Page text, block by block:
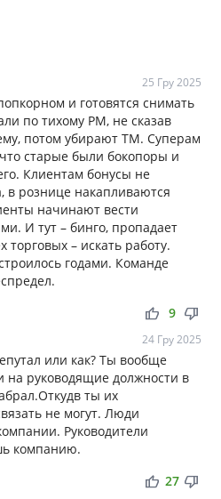
25 Гру 2025
и готовятся снимать
по тихому РМ, не сказав
потом убирают ТМ. Суперам
старые были бокопоры и
Клиентам бонусы не
в рознице накапливаются
начинают вести
И тут – бинго, пропадает
торговых – искать работу.
годами. Команде
thumb_up thumb_down
9
24 Гру 2025
или как? Ты вообще
на руководящие должности в
ты их
не могут. Люди
Руководители
компанию.
thumb_up thumb_down
27